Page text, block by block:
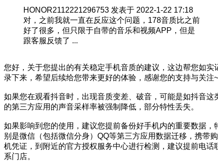
HONOR2112221296753 发表于 2022-1-22 17:18
对，之前我就一直在反应这个问题，178音质比之前
好了很多，但只限于自带的音乐和视频APP，但是
跟客服反馈了 ...
您好，关于您提出的有关稳定手机音质的建议，这边帮您如实
录下来，希望后续给您带来更好的体验，感谢您的支持与关注~
如果您在观看抖音时，出现音质变差、破音，可能是如抖音这
的第三方应用的声音采样率被强制降低，部分特性丢失。
如果影响到您的使用，建议您提前备份好手机内的重要数据，
别是微信（包括微信分身）QQ等第三方应用数据迁移，携带购
机凭证，到附近的官方授权服务中心进行检测，建议提前电话
系门店。